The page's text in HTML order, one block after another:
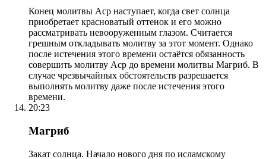
Конец молитвы Аср наступает, когда свет солнца
приобретает красноватый оттенок и его можно
рассматривать невооруженным глазом. Считается
грешным откладывать молитву за этот момент. Однако
после истечения этого времени остаётся обязанность
совершить молитву Аср до времени молитвы Магриб. В
случае чрезвычайных обстоятельств разрешается
выполнять молитву даже после истечения этого
времени.
20:23
Магриб
Закат солнца. Начало нового дня по исламскому